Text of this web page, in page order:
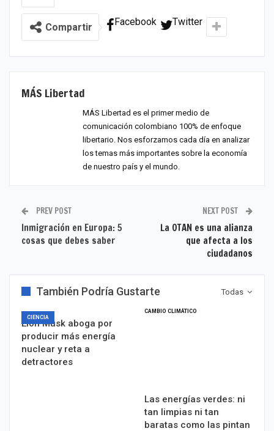
Compartir Facebook Twitter
MÁS Libertad
MÁS Libertad es el primer medio de
comunicación colombiano 100% de enfoque
libertario. Nos esforzamos cada día en analizar
los temas más importantes sobre la economía
de nuestro país y el mundo.
PREV POST
Inmigración en Europa: 5
cosas que debes saber
NEXT POST
La OTAN es una alianza
que afecta a los
ciudadanos
Todas
También Podría Gustarte
CIENCIA
Elon Musk aboga por
producir más energía
nuclear y reta a
detractores
CAMBIO CLIMÁTICO
Las energías verdes: ni
tan limpias ni tan
baratas como las pintan